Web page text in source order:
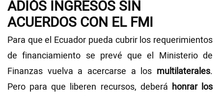
ADIÓS INGRESOS SIN
ACUERDOS CON EL FMI
Para que el Ecuador pueda cubrir los requerimientos
de financiamiento se prevé que el Ministerio de
Finanzas vuelva a acercarse a los multilaterales.
Pero para que liberen recursos, deberá honrar los